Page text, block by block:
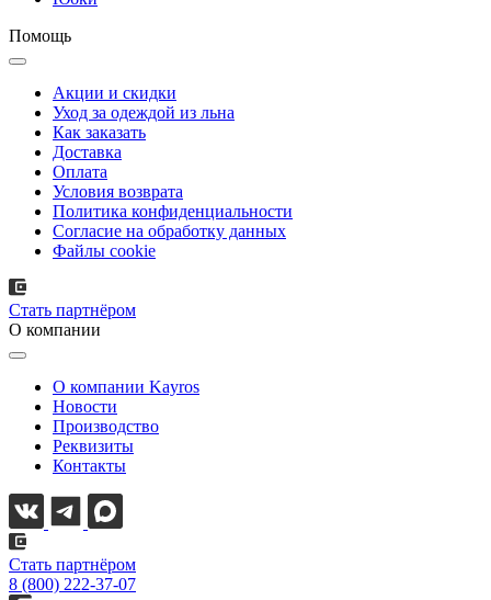
Помощь
Акции и скидки
Уход за одеждой из льна
Как заказать
Доставка
Оплата
Условия возврата
Политика конфиденциальности
Согласие на обработку данных
Файлы cookie
Стать партнёром
О компании
О компании Kayros
Новости
Производство
Реквизиты
Контакты
Стать партнёром
8 (800) 222-37-07